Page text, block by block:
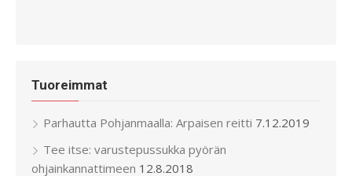
Tuoreimmat
Parhautta Pohjanmaalla: Arpaisen reitti 7.12.2019
Tee itse: varustepussukka pyörän
ohjainkannattimeen 12.8.2018